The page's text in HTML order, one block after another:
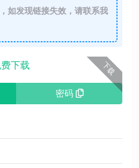
如发现链接失效，请联系我
下载
下载
密码